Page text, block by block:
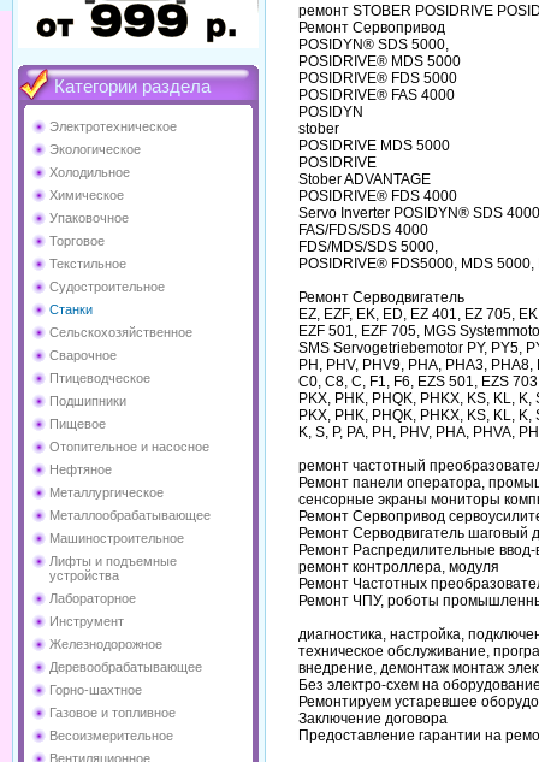
Категории раздела
Электротехническое
Экологическое
Холодильное
Химическое
Упаковочное
Торговое
Текстильное
Судостроительное
Станки
Сельскохозяйственное
Сварочное
Птицеводческое
Подшипники
Пищевое
Отопительное и насосное
Нефтяное
Металлургическое
Металлообрабатывающее
Машиностроительное
Лифты и подъемные
устройства
Лабораторное
Инструмент
Железнодорожное
Деревообрабатывающее
Горно-шахтное
Газовое и топливное
Весоизмерительное
Вентиляционное
ремонт STOBER POSIDRIVE
Ремонт Сервопривод
POSIDYN® SDS 5000,
POSIDRIVE® MDS 5000
POSIDRIVE® FDS 5000
POSIDRIVE® FAS 4000
POSIDYN
stober
POSIDRIVE MDS 5000
POSIDRIVE
Stober ADVANTAGE
POSIDRIVE® FDS 4000
Servo Inverter POSIDYN® SDS 4000
FAS/FDS/SDS 4000
FDS/MDS/SDS 5000,
POSIDRIVE® FDS5000, MDS
Ремонт Серводвигатель
EZ, EZF, EK, ED, EZ 401, EZ 705,
EZF 501, EZF 705, MGS
SMS Servogetriebemotor PY, PY5,
PH, PHV, PHV9, PHA, PHA3,
C0, C8, C, F1, F6, EZS 501, EZS
PKX, PHK, PHQK, PHKX, KS, KL,
PKX, PHK, PHQK, PHKX, KS, KL,
K, S, P, PA, PH, PHV, PHA, PHVA,
ремонт частотный
Ремонт панели оператора,
сенсорные экраны мониторы
Ремонт Сервопривод
Ремонт Серводвигатель шаговый
Ремонт Распредилительные
ремонт контроллера, модуля
Ремонт Частотных
Ремонт ЧПУ, роботы
диагностика, настройка,
техническое обслуживание,
внедрение, демонтаж монтаж
Без электро-схем на
Ремонтируем устаревшее
Заключение договора
Предоставление гарантии на